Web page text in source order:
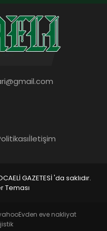
İletişim
GAZETESİ 'da saklıdır.
Teması
Evden eve nakliyat